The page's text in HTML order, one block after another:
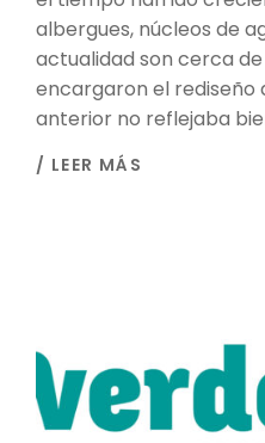
albergues, núcleos de
actualidad son cerca de
encargaron el rediseño
anterior no reflejaba
/ LEER MÁS